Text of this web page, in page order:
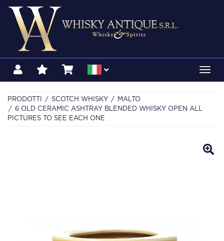
PRODOTTI SCOTCH WHISKY
MALTO
6 OLD CERAMIC ASHTRAY BLENDED WHISKY OPEN ALL
PICTURES TO SEE EACH ONE